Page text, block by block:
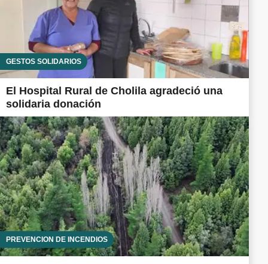
GESTOS SOLIDARIOS
El Hospital Rural de Cholila agradeció una
solidaria donación
PREVENCIÓN DE INCENDIOS